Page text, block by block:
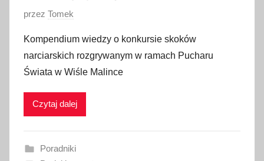
O
u
b
l
i
a
przez Tomek
Kompendium wiedzy o konkursie skoków
narciarskich rozgrywanym w ramach Pucharu
Świata w Wiśle Malince
Czytaj dalej
Poradniki